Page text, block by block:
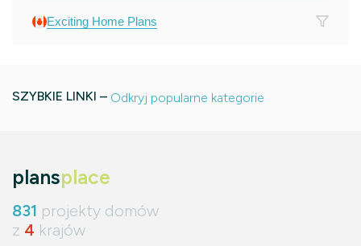
Exciting Home Plans
SZYBKIE LINKI – Odkryj popularne kategorie
plansplace
831 projekty domów
z 4 krajów